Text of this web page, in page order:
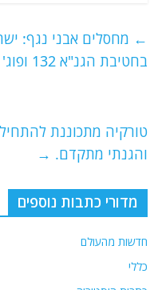
s
A
g
ra
l ← מחסלים אבני נגף:
בחטיבת הגנ"א 132 ופוג' ארטילריה 175 בדרום סוריה
טורקיה מתכוננת
והגנתי מתקדם. →
מדורי כתבות נוספים
חדשות מהעולם
כללי